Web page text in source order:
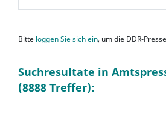
Bitte loggen Sie sich ein, um die DDR-
Suchresultate in
(8888 Treffer):